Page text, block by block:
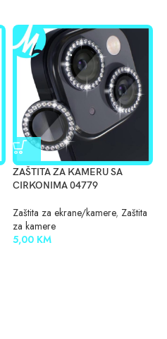
ZAŠTITA ZA KAMERU SA
CIRKONIMA 04779
Zaštita za ekrane/kamere, Zaštita
za kamere
5,00 KM